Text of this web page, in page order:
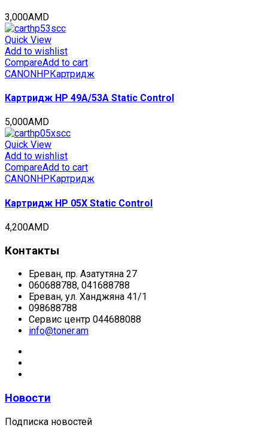
3,000AMD
Quick View
Add to wishlist
CompareAdd to cart
CANONHPКартридж
Картридж HP 49A/53A Static Control
5,000AMD
Quick View
Add to wishlist
CompareAdd to cart
CANON HP Картридж
Картридж HP 05X Static Control
4,200AMD
Контакты
Ереван, пр. Азатутяна 27
060688788, 041688788
Ереван, ул. Ханджяна 41/1
098688788
Сервис центр 044688088
info@toner.am
Новости
Подписка новостей